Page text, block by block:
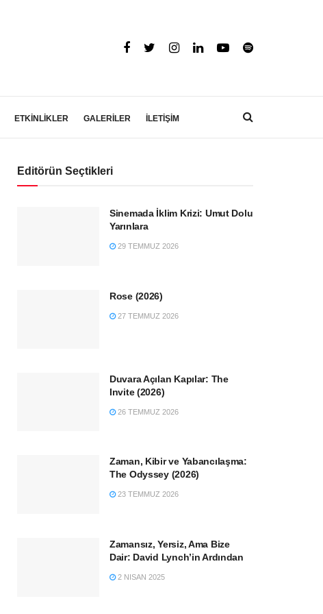
ETKİNLİKLER GALERİLER İLETİŞİM
Editörün Seçtikleri
Sinemada İklim Krizi: Umut Dolu
Yarınlara
29 TEMMUZ 2026
Rose (2026)
27 TEMMUZ 2026
Duvara Açılan Kapılar: The
Invite (2026)
26 TEMMUZ 2026
Zaman, Kibir ve Yabancılaşma:
The Odyssey (2026)
23 TEMMUZ 2026
Zamansız, Yersiz, Ama Bize
Dair: David Lynch’in Ardından
2 NISAN 2025